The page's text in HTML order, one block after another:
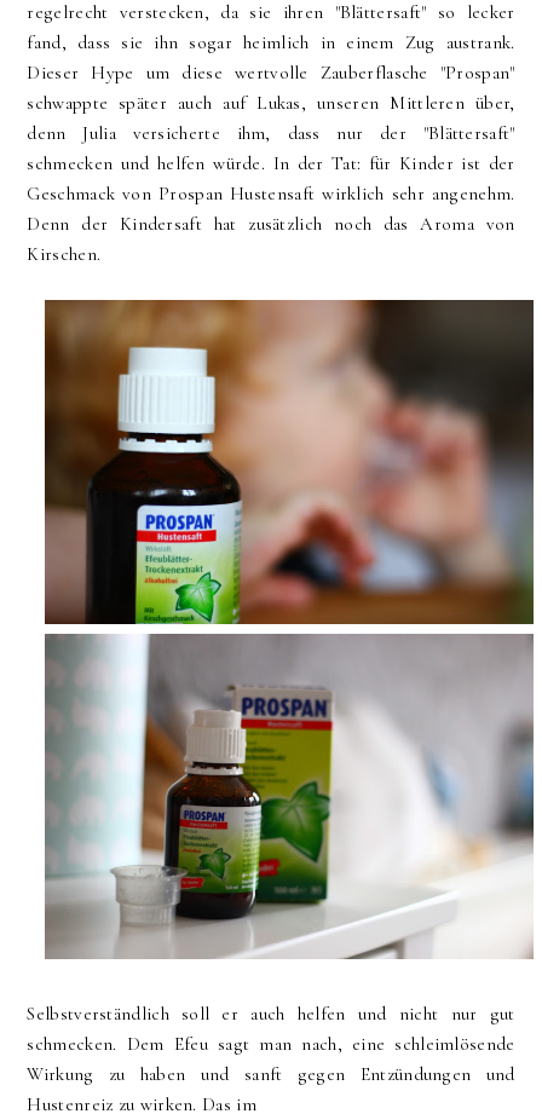
regelrecht verstecken, da sie ihren "Blättersaft" so lecker
fand, dass sie ihn sogar heimlich in einem Zug austrank.
Dieser Hype um diese wertvolle Zauberflasche "Prospan"
schwappte später auch auf Lukas, unseren Mittleren über,
denn Julia versicherte ihm, dass nur der "Blättersaft"
schmecken und helfen würde. In der Tat: für Kinder ist der
Geschmack von Prospan Hustensaft wirklich sehr angenehm.
Denn der Kindersaft hat zusätzlich noch das Aroma von
Kirschen.
Selbstverständlich soll er auch helfen und nicht nur gut
schmecken. Dem Efeu sagt man nach, eine schleimlösende
Wirkung zu haben und sanft gegen Entzündungen und
Hustenreiz zu wirken. Das im